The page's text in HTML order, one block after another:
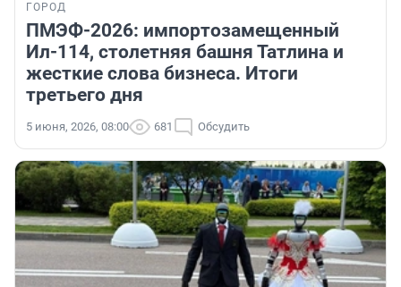
ГОРОД
ПМЭФ-2026: импортозамещенный
Ил-114, столетняя башня Татлина и
жесткие слова бизнеса. Итоги
третьего дня
5 июня, 2026, 08:00 681 Обсудить